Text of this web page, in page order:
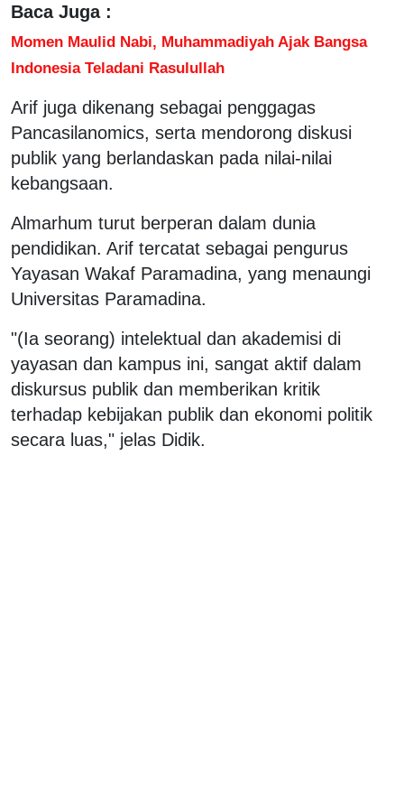
Baca Juga :
Momen Maulid Nabi, Muhammadiyah Ajak Bangsa
Indonesia Teladani Rasulullah
Arif juga dikenang sebagai penggagas
Pancasilanomics, serta mendorong diskusi
publik yang berlandaskan pada nilai-nilai
kebangsaan.
Almarhum turut berperan dalam dunia
pendidikan. Arif tercatat sebagai pengurus
Yayasan Wakaf Paramadina, yang menaungi
Universitas Paramadina.
"(Ia seorang) intelektual dan akademisi di
yayasan dan kampus ini, sangat aktif dalam
diskursus publik dan memberikan kritik
terhadap kebijakan publik dan ekonomi politik
secara luas," jelas Didik.